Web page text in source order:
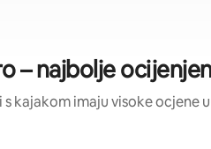
– najbolje
s kajakom imaju visoke